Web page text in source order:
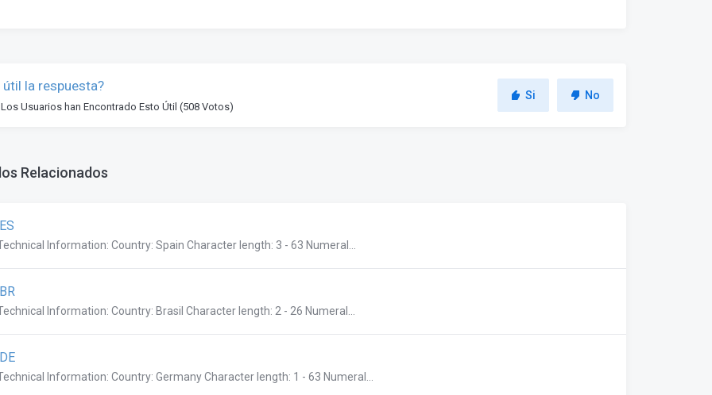
útil la respuesta?
Los Usuarios han Encontrado Esto Útil (508 Votos)
Si No
Relacionados
Information: Country: Spain Character length: 3 - 63 Numeral...
Information: Country: Brasil Character length: 2 - 26 Numeral...
Information: Country: Germany Character length: 1 - 63 Numeral...